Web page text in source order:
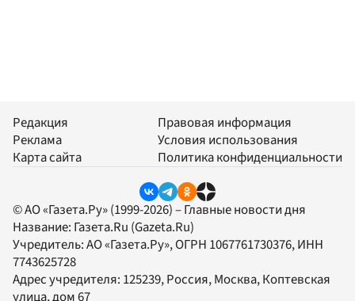
Редакция
Реклама
Карта сайта
Правовая информация
Условия использования
Политика конфиденциальности
© АО «Газета.Ру» (1999-2026) – Главные новости дня
Название: Газета.Ru (Gazeta.Ru)
Учредитель:АО «Газета.Ру», ОГРН 1067761730376, ИНН
7743625728
Адрес учредителя: 125239, Россия, Москва, Коптевская